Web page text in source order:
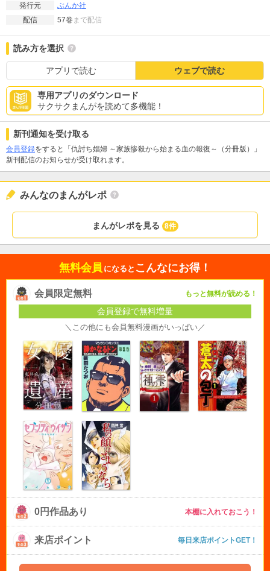
発行元
ぶんか社
配信
57巻 まで配信
読み方を選択
アプリで読む ウェブで読む
専用アプリのダウンロード
サクサクまんがを読めて多機能！
新刊通知を受け取る
会員登録をすると「仇討ち娼婦 ～家族惨殺から始まる血の報復～（分冊版）」
新刊配信のお知らせが受け取れます。
みんなのまんがレポ
まんがレポを見る 8件
無料会員 になると こんなにお得！
会員限定無料 もっと無料が読める！
会員登録で無料増量
＼この他にも会員無料漫画がいっぱい／
0円作品あり 本棚に入れておこう！
来店ポイント 毎日来店ポイントGET！